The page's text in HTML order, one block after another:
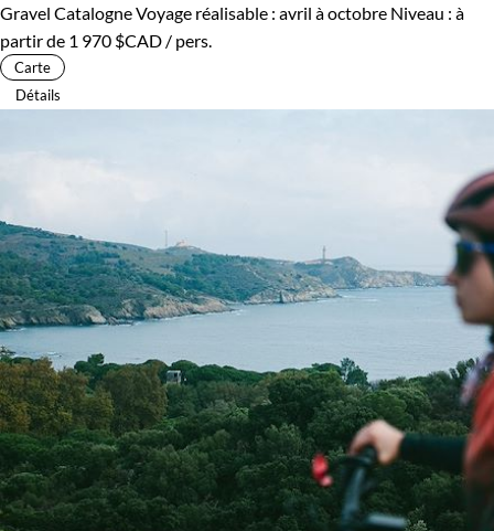
Gravel CatalogneVoyage réalisable : avril à octobre Niveau : à
partir de 1 970 $CAD / pers.
Carte
Détails